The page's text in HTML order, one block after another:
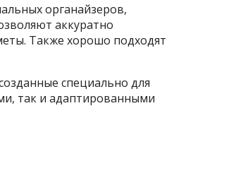
органайзеров,
аккуратно
Также хорошо подходят
специально для
так и адаптированными